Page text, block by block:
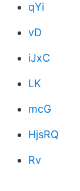
qYi
vD
iJxC
LK
mcG
HjsRQ
Rv